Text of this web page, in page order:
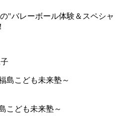
"バレーボール体験＆スペシャ
こども未来塾～